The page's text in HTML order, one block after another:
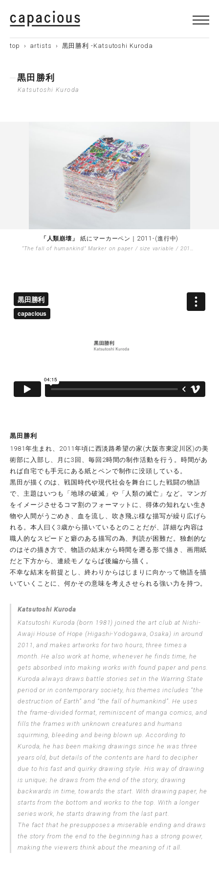
top › artists › 黒田勝利 -Katsutoshi Kuroda
黒田勝利
Katsutoshi Kuroda
「人類崩壊」 紙にマーカーペン｜2011-(進行中)
“The fall of humankind” Marker on paper / size variable / 2011- in progress
黒田勝利
1981年生まれ、2011年頃に西淡路希望の家(大阪市東淀川区)の美
術部に入部し、月に3回、毎回2時間の制作活動を行う。時間があ
れば自宅でも手元にある紙とペンで制作に没頭している。
黒田が描くのは、戦国時代や現代社会を舞台にした戦闘の物語
で、主題はいつも「地球の破滅」や「人類の滅亡」など。マンガ
をイメージさせるコマ割のフォーマットに、得体の知れない生き
物や人間がうごめき、血を流し、吹き飛ぶ様な描写が繰り広げら
れる。本人曰く3歳から描いているとのことだが、詳細な内容は
職人的なスピードと癖のある描写の為、判読が困難だ。独創的な
のはその描き方で、物語の結末から時間を遡る形で描き、画用紙
だと下方から、連続モノならば後編から描く。
不幸な結末を前提とし、終わりからはじまりに向かって物語を描
いていくことに、何かその意味を考えさせられる強い力を持つ。
Katsutoshi Kuroda
Katsutoshi Kuroda (born 1981) joined the art club at Nishi-
Awaji House of Hope (Higashi-Yodogawa, Osaka) in around
2011, and makes artworks for two hours, three times a
month. He also work at home, whenever he finds time, he
gets absorbed into making works with found paper and pens.
Kuroda always draws battle stories set in the Warring State
period or in contemporary society, his themes includes “the
destruction of Earth” and “the fall of humankind”. He uses
the frame-divided format, reminiscent of manga comics, and
fills the frames with unknown creatures and humans
squirming, bleeding and being blown up. According to
Kuroda, he has been making drawings since he was three
years old, but details of the contents are hard to decipher
due to his fast and quirky drawing style. His way of drawing
is unique; he draws from the end of the story, drawing
backwards in time, towards the start. With drawing paper, he
starts from the bottom and works to the top. With a longer
series work, he starts drawing from the last part.
The fact that he presupposes a miserable ending and draws
the story from the end to the beginning has a strong power,
making the viewers think about the meaning of it all.